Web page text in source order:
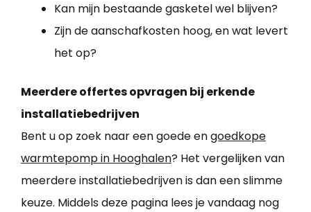
Kan mijn bestaande gasketel wel blijven?
Zijn de aanschafkosten hoog, en wat levert
het op?
Meerdere offertes opvragen bij erkende
installatiebedrijven
Bent u op zoek naar een goede engoedkope
warmtepomp in Hooghalen? Het vergelijken van
meerdere installatiebedrijven is dan een slimme
keuze. Middels deze pagina lees je vandaag nog